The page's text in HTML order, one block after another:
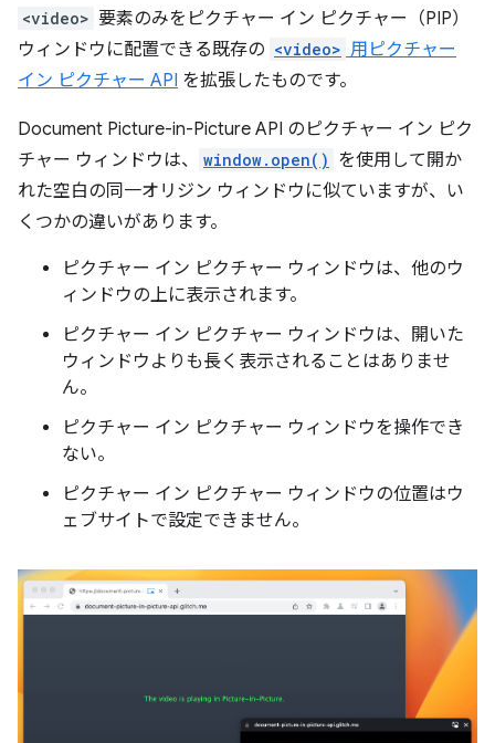
<video> 要素のみをピクチャー イン ピクチャー（PIP）
ウィンドウに配置できる既存の <video> 用ピクチャー
イン ピクチャー API を拡張したものです。
Document Picture-in-Picture API のピクチャー イン ピク
チャー ウィンドウは、
window.open() を使用して開か
れた空白の同一オリジン ウィンドウに似ていますが、い
くつかの違いがあります。
ピクチャー イン ピクチャー ウィンドウは、他のウ
ィンドウの上に表示されます。
ピクチャー イン ピクチャー ウィンドウは、開いた
ウィンドウよりも長く表示されることはありませ
ん。
ピクチャー イン ピクチャー ウィンドウを操作でき
ない。
ピクチャー イン ピクチャー ウィンドウの位置はウ
ェブサイトで設定できません。